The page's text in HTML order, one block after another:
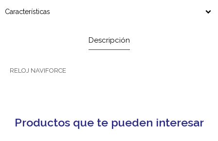
Características
Descripción
RELOJ NAVIFORCE
Productos que te pueden interesar